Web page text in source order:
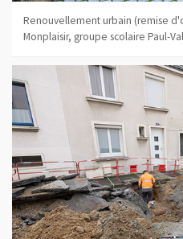
Renouvellement urbain (remise
Monplaisir, groupe scolaire Paul-